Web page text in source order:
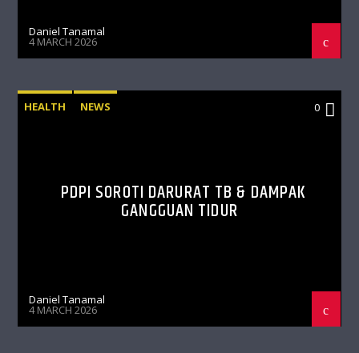
Daniel Tanamal
4 MARCH 2026
HEALTH NEWS 0
PDPI SOROTI DARURAT TB & DAMPAK
GANGGUAN TIDUR
Daniel Tanamal
4 MARCH 2026